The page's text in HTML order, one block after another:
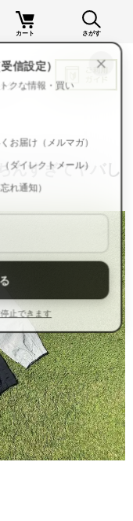
カート さがす
んすぎてヤバし
×
信設定）
クな情報・買い
お届け（メルマガ）
ダイレクトメール）
れ通知）
止できます